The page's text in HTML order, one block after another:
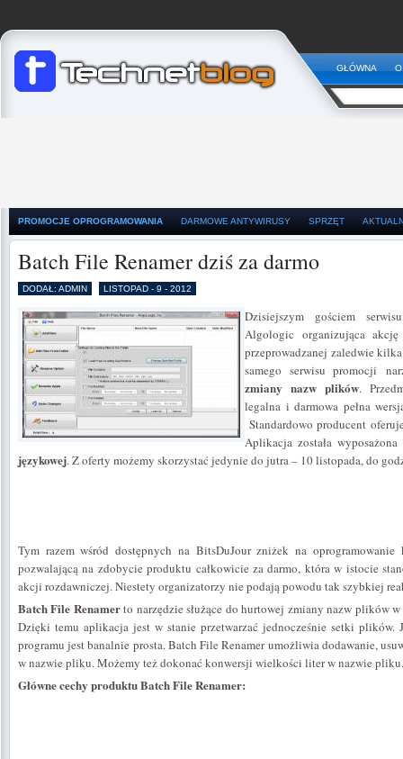
GŁÓWNA
PROMOCJE OPROGRAMOWANIA DARMOWE ANTYWIRUSY SPRZĘT
Batch File Renamer dziś za darmo
DODAŁ: ADMIN LISTOPAD - 9 - 2012
Dzisiejszym gościem
Algologic organizująca
przeprowadzanej zaledwie
samego serwisu promocji
zmiany nazw plików.
legalna i darmowa pełna
Standardowo producent
Aplikacja została
językowej. Z oferty możemy skorzystać jedynie do jutra – 10 listopada, do
Tym razem wśród dostępnych na BitsDuJour zniżek na oprogramowanie
pozwalającą na zdobycie produktu całkowicie za darmo, która w istocie
akcji rozdawniczej. Niestety organizatorzy nie podają powodu tak szybkiej
Batch File Renamerto narzędzie służące do hurtowej zmiany nazw plików
Dzięki temu aplikacja jest w stanie przetwarzać jednocześnie setki plików.
programu jest banalnie prosta. Batch File Renamer umożliwia dodawanie,
w nazwie pliku. Możemy też dokonać konwersji wielkości liter w nazwie pliku.
Główne cechy produktu Batch File Renamer: